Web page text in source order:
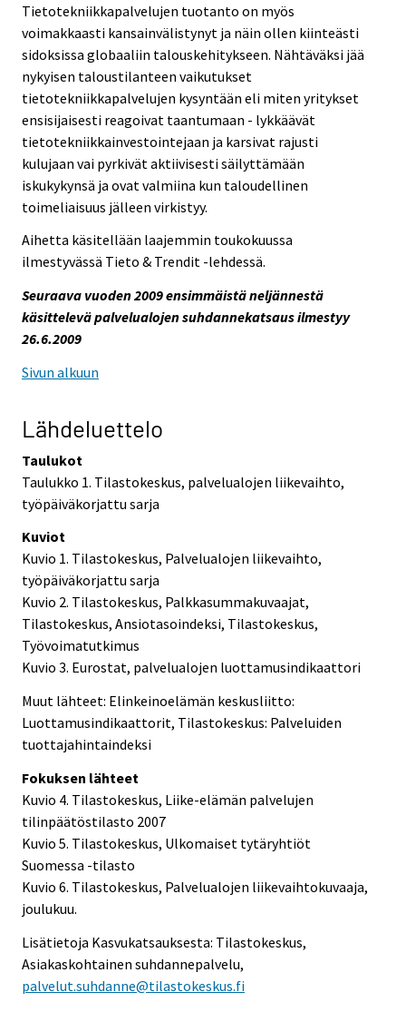
Tietotekniikkapalvelujen tuotanto on myös
voimakkaasti kansainvälistynyt ja näin ollen kiinteästi
sidoksissa globaaliin talouskehitykseen. Nähtäväksi jää
nykyisen taloustilanteen vaikutukset
tietotekniikkapalvelujen kysyntään eli miten yritykset
ensisijaisesti reagoivat taantumaan - lykkäävät
tietotekniikkainvestointejaan ja karsivat rajusti
kulujaan vai pyrkivät aktiivisesti säilyttämään
iskukykynsä ja ovat valmiina kun taloudellinen
toimeliaisuus jälleen virkistyy.
Aihetta käsitellään laajemmin toukokuussa
ilmestyvässä Tieto & Trendit -lehdessä.
Seuraava vuoden 2009 ensimmäistä neljännestä
käsittelevä palvelualojen suhdannekatsaus ilmestyy
26.6.2009
Sivun alkuun
Lähdeluettelo
Taulukot
Taulukko 1. Tilastokeskus, palvelualojen liikevaihto,
työpäiväkorjattu sarja
Kuviot
Kuvio 1. Tilastokeskus, Palvelualojen liikevaihto,
työpäiväkorjattu sarja
Kuvio 2. Tilastokeskus, Palkkasummakuvaajat,
Tilastokeskus, Ansiotasoindeksi, Tilastokeskus,
Työvoimatutkimus
Kuvio 3. Eurostat, palvelualojen luottamusindikaattori
Muut lähteet: Elinkeinoelämän keskusliitto:
Luottamusindikaattorit, Tilastokeskus: Palveluiden
tuottajahintaindeksi
Fokuksen lähteet
Kuvio 4. Tilastokeskus, Liike-elämän palvelujen
tilinpäätöstilasto 2007
Kuvio 5. Tilastokeskus, Ulkomaiset tytäryhtiöt
Suomessa -tilasto
Kuvio 6. Tilastokeskus, Palvelualojen liikevaihtokuvaaja,
joulukuu.
Lisätietoja Kasvukatsauksesta: Tilastokeskus,
Asiakaskohtainen suhdannepalvelu,
palvelut.suhdanne@tilastokeskus.fi